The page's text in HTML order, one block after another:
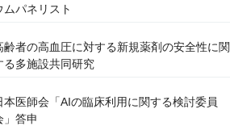
ムパネリスト
齢者の高血圧に対する新規薬剤の安全性に関
る多施設共同研究
本医師会「AIの臨床利用に関する検討委員
」答申